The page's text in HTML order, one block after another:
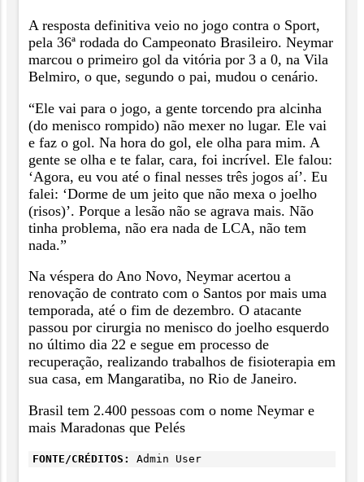
A resposta definitiva veio no jogo contra o Sport,
pela 36ª rodada do Campeonato Brasileiro. Neymar
marcou o primeiro gol da vitória por 3 a 0, na Vila
Belmiro, o que, segundo o pai, mudou o cenário.
“Ele vai para o jogo, a gente torcendo pra alcinha
(do menisco rompido) não mexer no lugar. Ele vai
e faz o gol. Na hora do gol, ele olha para mim. A
gente se olha e te falar, cara, foi incrível. Ele falou:
‘Agora, eu vou até o final nesses três jogos aí’. Eu
falei: ‘Dorme de um jeito que não mexa o joelho
(risos)’. Porque a lesão não se agrava mais. Não
tinha problema, não era nada de LCA, não tem
nada.”
Na véspera do Ano Novo, Neymar acertou a
renovação de contrato com o Santos por mais uma
temporada, até o fim de dezembro. O atacante
passou por cirurgia no menisco do joelho esquerdo
no último dia 22 e segue em processo de
recuperação, realizando trabalhos de fisioterapia em
sua casa, em Mangaratiba, no Rio de Janeiro.
Brasil tem 2.400 pessoas com o nome Neymar e
mais Maradonas que Pelés
FONTE/CRÉDITOS: Admin User